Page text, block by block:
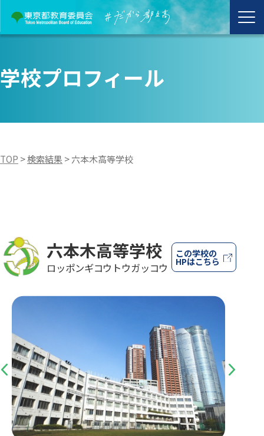
学校プロフィール
TOP >検索結果 >六本木高等学校
六本木高等学校
ロッポンギコウトウガッコウ
この学校の
HPはこちら
Previous Next